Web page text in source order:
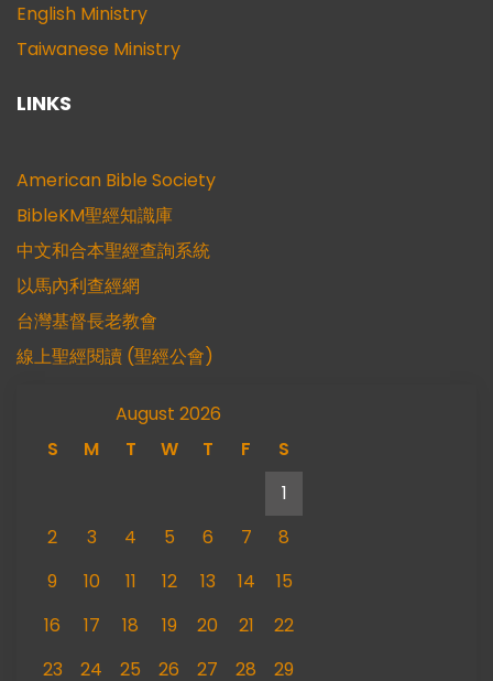
English Ministry
Taiwanese Ministry
LINKS
American Bible Society
BibleKM聖經知識庫
中文和合本聖經查詢系統
以馬內利查經網
台灣基督長老教會
線上聖經閱讀 (聖經公會)
August 2026
S
M T W T F
S
1
2
3 4 5 6 7
8
9
10 11 12 13 14
15
16
17 18 19 20 21
22
23
24 25 26 27 28 29